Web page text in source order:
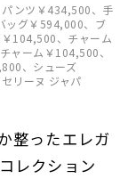
ンツ￥434,500、手
ッグ￥594,000、ブ
104,500、チャーム
ャーム￥104,500、
、シューズ
リーヌ ジャパ
整ったエレガ
レクション